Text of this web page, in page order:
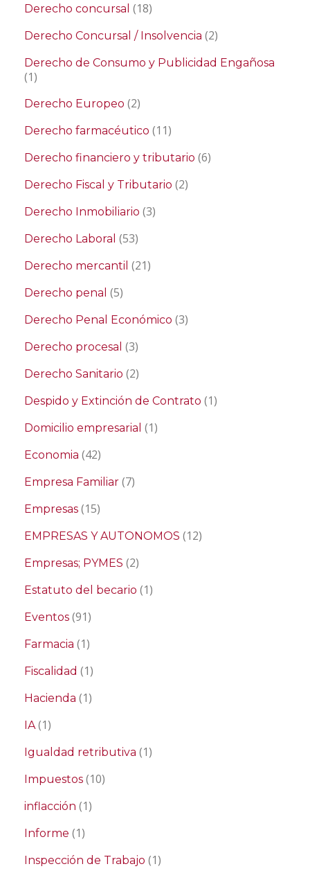
Derecho concursal (18)
Derecho Concursal / Insolvencia (2)
Derecho de Consumo y Publicidad Engañosa
(1)
Derecho Europeo (2)
Derecho farmacéutico (11)
Derecho financiero y tributario (6)
Derecho Fiscal y Tributario (2)
Derecho Inmobiliario (3)
Derecho Laboral (53)
Derecho mercantil (21)
Derecho penal (5)
Derecho Penal Económico (3)
Derecho procesal (3)
Derecho Sanitario (2)
Despido y Extinción de Contrato (1)
Domicilio empresarial (1)
Economia (42)
Empresa Familiar (7)
Empresas (15)
EMPRESAS Y AUTONOMOS (12)
Empresas; PYMES (2)
Estatuto del becario (1)
Eventos (91)
Farmacia (1)
Fiscalidad (1)
Hacienda (1)
IA(1)
Igualdad retributiva (1)
Impuestos (10)
inflacción (1)
Informe (1)
Inspección de Trabajo (1)